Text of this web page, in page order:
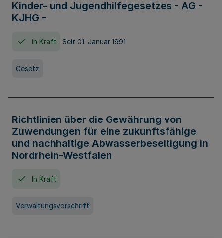
Kinder- und Jugendhilfegesetzes - AG -
KJHG -
In Kraft Seit 01. Januar 1991
Gesetz
Richtlinien über die Gewährung von
Zuwendungen für eine zukunftsfähige
und nachhaltige Abwasserbeseitigung in
Nordrhein-Westfalen
In Kraft
Verwaltungsvorschrift